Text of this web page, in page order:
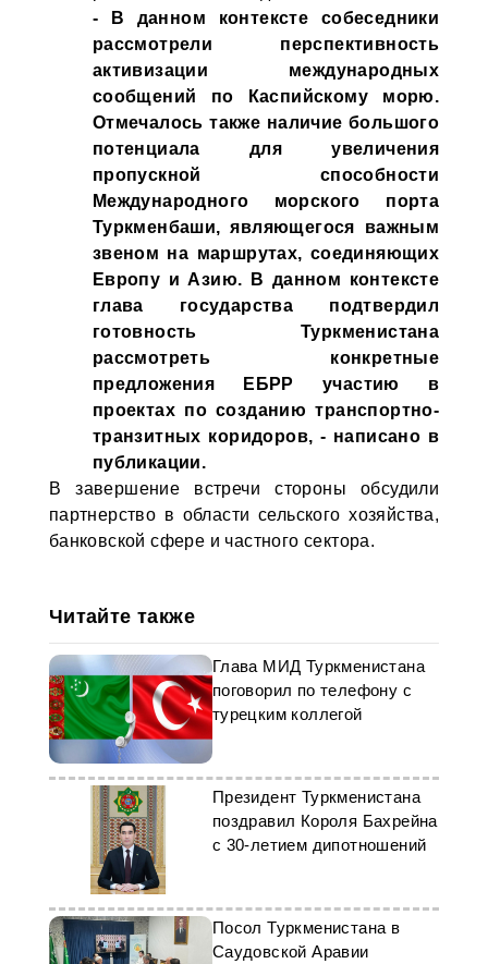
- В данном контексте собеседники
рассмотрели перспективность
активизации международных
сообщений по Каспийскому морю.
Отмечалось также наличие большого
потенциала для увеличения
пропускной способности
Международного морского порта
Туркменбаши, являющегося важным
звеном на маршрутах, соединяющих
Европу и Азию. В данном контексте
глава государства подтвердил
готовность Туркменистана
рассмотреть конкретные
предложения ЕБРР участию в
проектах по созданию транспортно-
транзитных коридоров, - написано в
публикации.
В завершение встречи стороны обсудили
партнерство в области сельского хозяйства,
банковской сфере и частного сектора.
Читайте также
Глава МИД Туркменистана
поговорил по телефону с
турецким коллегой
Президент Туркменистана
поздравил Короля Бахрейна
с 30-летием дипотношений
Посол Туркменистана в
Саудовской Аравии